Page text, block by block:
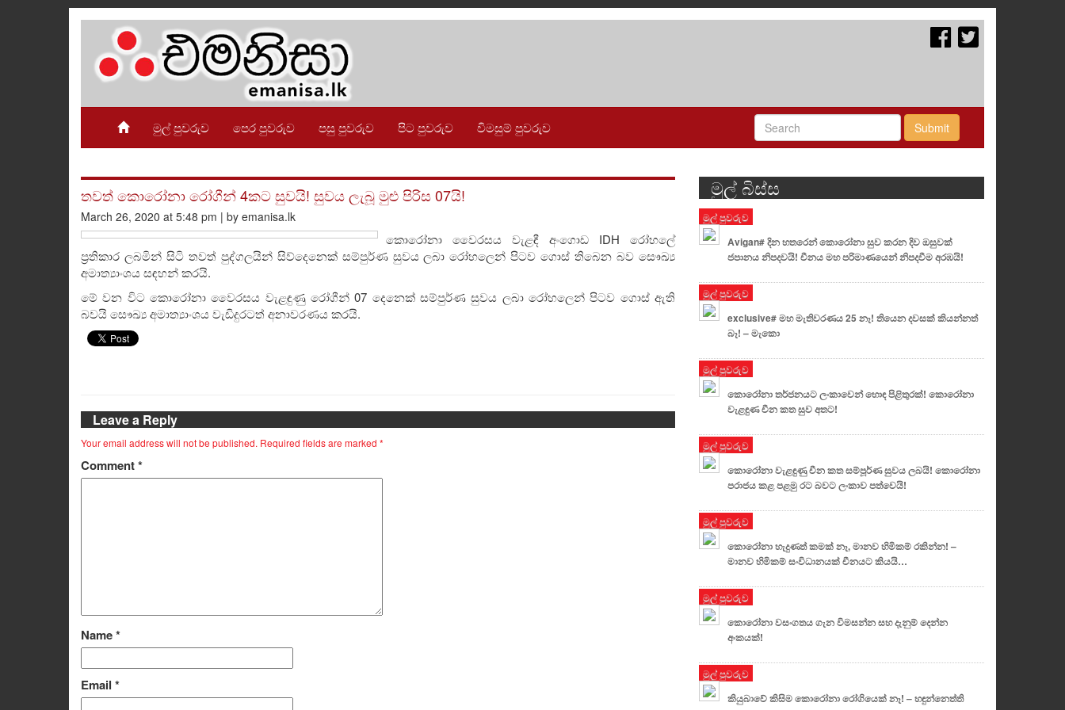
මුල් පුවරුව පෙර පුවරුව පසු පුවරුව පිට පුවරුව විමසුම් පුවරුව Submit
තවත් කොරෝනා රෝගීන් 4කට සුවයි! සුවය ලැබූ මුළු පිරිස 07යි!
March 26, 2020 at 5:48 pm | by emanisa.lk
කොරෝනා වෛරසය වැළඳී අංගොඩ IDH රෝහලේ
ප්‍රතිකාර ලබමින් සිටි තවත් පුද්ගලයින් සිව්දෙනෙක් සම්පුර්ණ සුවය ලබා රෝහලෙන් පිටව ගොස් තිබෙන බව සෞඛ්‍ය
අමාත්‍යාංශය සඳහන් කරයි.
මේ වන විට කොරෝනා වෛරසය වැළඳුණු රෝගීන් 07 දෙනෙක් සම්පුර්ණ සුවය ලබා රෝහලෙන් පිටව ගොස් ඇති
බවයි සෞඛ්‍ය අමාත්‍යාංශය වැඩිදුරටත් අනාවරණය කරයි.
Leave a Reply
Your email address will not be published. Required fields are marked *
Comment*
Name*
Email *
මුල් බිස්ස
මුල් පුවරුව
Avigan# දින හතරෙන් කොරෝනා සුව කරන දිව ඔසුවක්
ජපානය නිපදවයි! චීනය මහ පරිමාණයෙන් නිපදවීම අරඹයි!
මුල් පුවරුව
exclusive# මහ මැතිවරණය 25 නෑ! තියෙන දවසක් කියන්නත්
බෑ! – මැකො
මුල් පුවරුව
කොරෝනා තර්ජනයට ලංකාවෙන් හොඳ පිළිතුරක්! කො⁣රෝනා
වැළඳුණ චීන කත සුව අතට!
මුල් පුවරුව
කොරෝනා වැළඳුණු චීන කත සම්පූර්ණ සුවය ලබයි! කොරෝනා
පරාජය කළ පළමු රට බවට ලංකාව පත්වෙයි!
මුල් පුවරුව
කොරෝනා හැදුණත් කමක් නෑ, මානව හිමිකම් රකින්න! –
මානව හිමිකම් සංවිධානයක් චීනයට කියයි…
මුල් පුවරුව
කොරෝනා වසංගතය ගැන විමසන්න සහ දැනුම් දෙන්න
අංකයක්!
මුල් පුවරුව
කියුබාවේ කිසිම කොරෝනා රෝගියෙක් නෑ! – හඳුන්නෙත්ති